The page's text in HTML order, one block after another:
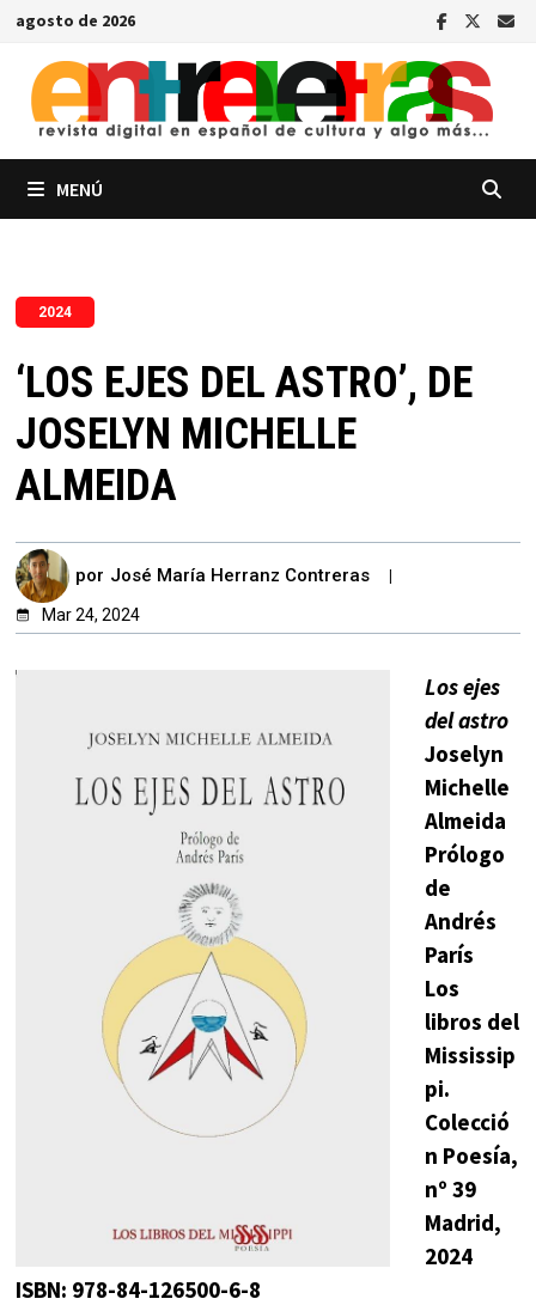
Saltar
contenido
agosto de 2026
MENÚ
2024
‘LOS EJES DEL ASTRO’, DE
JOSELYN MICHELLE
ALMEIDA
por José María Herranz Contreras
Mar 24, 2024
Los ejes
del astro
Joselyn
Michelle
Almeida
Prólogo
de
Andrés
París
Los
libros del
Mississip
pi.
Colecció
n Poesía,
nº 39
Madrid,
2024
ISBN: 978-84-126500-6-8